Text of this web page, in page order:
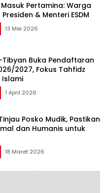
Pertamina: Warga
& Menteri ESDM
13 Mei 2026
Buka Pendaftaran
2027, Fokus Tahfidz
1 April 2026
Posko Mudik, Pastikan
dan Humanis untuk
18 Maret 2026